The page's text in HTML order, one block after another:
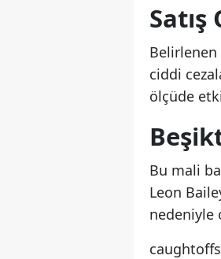
Satış
Belirlenen
ciddi
ölçüde
Bu mali
Leon
nedeniyle